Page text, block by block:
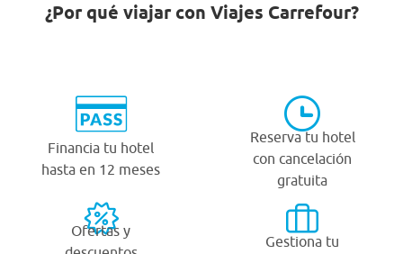
¿Por qué viajar con Viajes Carrefour?
Financia tu hotel
hasta en 12 meses
Reserva tu hotel
con cancelación
gratuita
Ofertas y
Gestiona tu